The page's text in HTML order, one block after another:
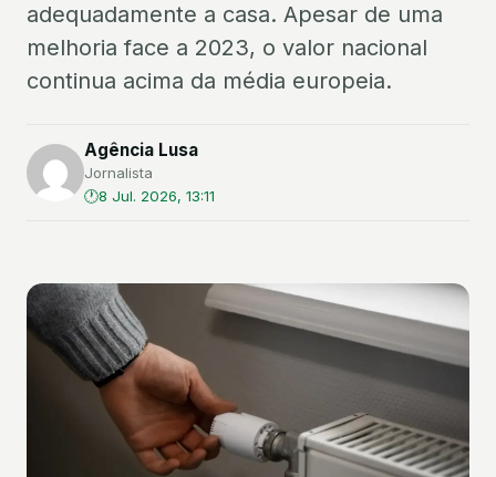
adequadamente a casa. Apesar de uma
melhoria face a 2023, o valor nacional
continua acima da média europeia.
Agência Lusa
Jornalista
8 Jul. 2026, 13:11